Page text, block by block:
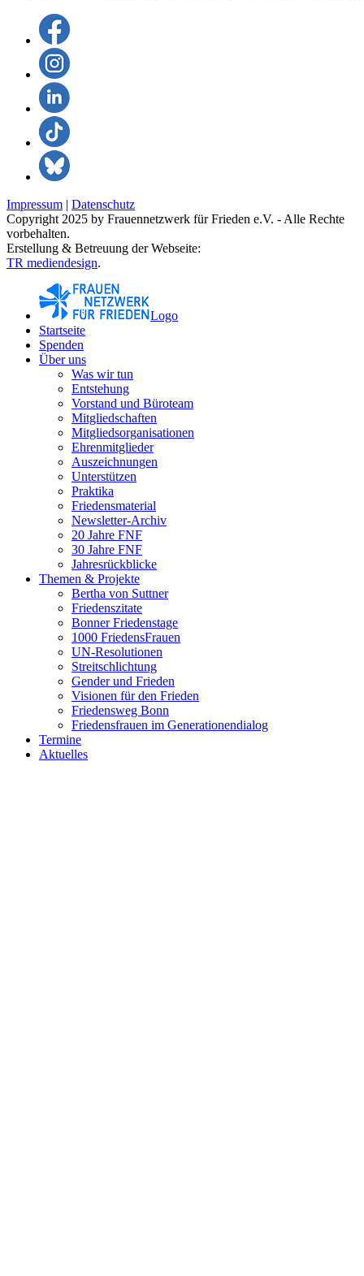
Impressum | Datenschutz
Copyright 2025 by Frauennetzwerk für Frieden e.V. - Alle Rechte
vorbehalten.
Erstellung & Betreuung der Webseite:
TR mediendesign.
Logo
Startseite
Spenden
Über uns
Was wir tun
Entstehung
Vorstand und Büroteam
Mitgliedschaften
Mitgliedsorganisationen
Ehrenmitglieder
Auszeichnungen
Unterstützen
Praktika
Friedensmaterial
Newsletter-Archiv
20 Jahre FNF
30 Jahre FNF
Jahresrückblicke
Themen & Projekte
Bertha von Suttner
Friedenszitate
Bonner Friedenstage
1000 FriedensFrauen
UN-Resolutionen
Streitschlichtung
Gender und Frieden
Visionen für den Frieden
Friedensweg Bonn
Friedensfrauen im Generationendialog
Termine
Aktuelles